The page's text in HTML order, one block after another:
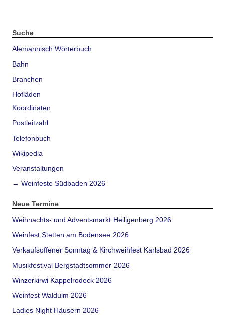
Suche
Alemannisch Wörterbuch
Bahn
Branchen
Hofläden
Koordinaten
Postleitzahl
Telefonbuch
Wikipedia
Veranstaltungen
→ Weinfeste Südbaden 2026
Neue Termine
Weihnachts- und Adventsmarkt Heiligenberg 2026
Weinfest Stetten am Bodensee 2026
Verkaufsoffener Sonntag & Kirchweihfest Karlsbad 2026
Musikfestival Bergstadtsommer 2026
Winzerkirwi Kappelrodeck 2026
Weinfest Waldulm 2026
Ladies Night Häusern 2026